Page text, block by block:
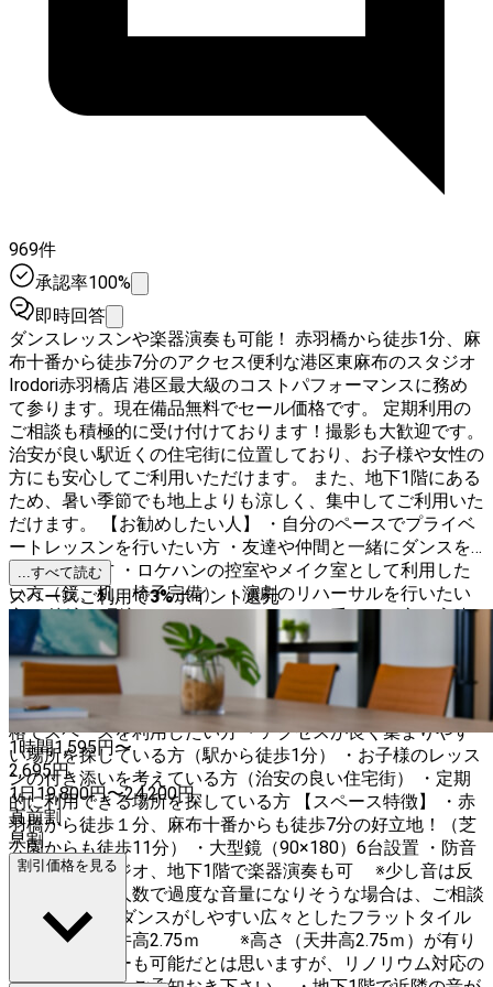
969件
承認率100%
即時回答
ダンスレッスンや楽器演奏も可能！ 赤羽橋から徒歩1分、麻
布十番から徒歩7分のアクセス便利な港区東麻布のスタジオ
Irodori赤羽橋店 港区最大級のコストパフォーマンスに務め
て参ります。現在備品無料でセール価格です。 定期利用の
ご相談も積極的に受け付けております！撮影も大歓迎です。
治安が良い駅近くの住宅街に位置しており、お子様や女性の
方にも安心してご利用いただけます。 また、地下1階にある
ため、暑い季節でも地上よりも涼しく、集中してご利用いた
だけます。 【お勧めしたい人】 ・自分のペースでプライベ
ートレッスンを行いたい方 ・友達や仲間と一緒にダンスを
楽しみたい方 ・ロケハンの控室やメイク室として利用した
い方（鏡、机、椅子完備） ・演劇のリハーサルを行いたい
方 ・快適な環境でオンラインレッスンを受けたい方（高速
wifi完備） ・外部の騒音を気にせずに録音したい方（地下1
階、防音設備完備） ・大型鏡を利用して自分の動きをチェ
ックしたい方 ・動画撮影に適した環境を探している方（wifi
設備、スマホ三脚導入済み） ・都心部でリーズナブルな価
格でスペースを利用したい方 ・アクセスが良く集まりやす
い場所を探している方（駅から徒歩1分） ・お子様のレッス
ンの付き添いを考えている方（治安の良い住宅街） ・定期
的に利用できる場所を探している方 【スペース特徴】 ・赤
羽橋から徒歩１分、麻布十番からも徒歩7分の好立地！（芝
公園からも徒歩11分） ・大型鏡（90×180）6台設置 ・防音
設備有りスタジオ、地下1階で楽器演奏も可 ※少し音は反
響します。大人数で過度な音量になりそうな場合は、ご相談
ください。 ・ダンスがしやすい広々としたフラットタイル
施工の床、天井高2.75ｍ ※高さ（天井高2.75ｍ）が有り
ますのでバレーも可能だとは思いますが、リノリウム対応の
...すべて読む
スペースご利用で3%ポイント還元
1時間1,595円〜
2,695円
1日19,800円〜24,200円
直前割
早割
割引価格を見る